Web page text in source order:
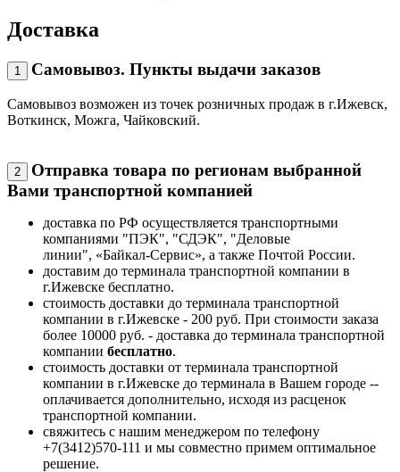
Доставка
1 Самовывоз. Пункты выдачи заказов
Самовывоз возможен из точек розничных продаж в г.Ижевск,
Воткинск, Можга, Чайковский.
2
Отправка товара по регионам выбранной
Вами транспортной компанией
доставка по РФ осуществляется транспортными
компаниями "ПЭК", "СДЭК", "Деловые
линии", «Байкал-Сервис», а также Почтой России.
доставим до терминала транспортной компании в
г.Ижевске бесплатно.
стоимость доставки до терминала транспортной
компании в г.Ижевске - 200 руб. При стоимости заказа
более 10000 руб. - доставка до терминала транспортной
компании бесплатно.
стоимость доставки от терминала транспортной
компании в г.Ижевске до терминала в Вашем городе --
оплачивается дополнительно, исходя из расценок
транспортной компании.
свяжитесь с нашим менеджером по телефону
+7(3412)570-111 и мы совместно примем оптимальное
решение.